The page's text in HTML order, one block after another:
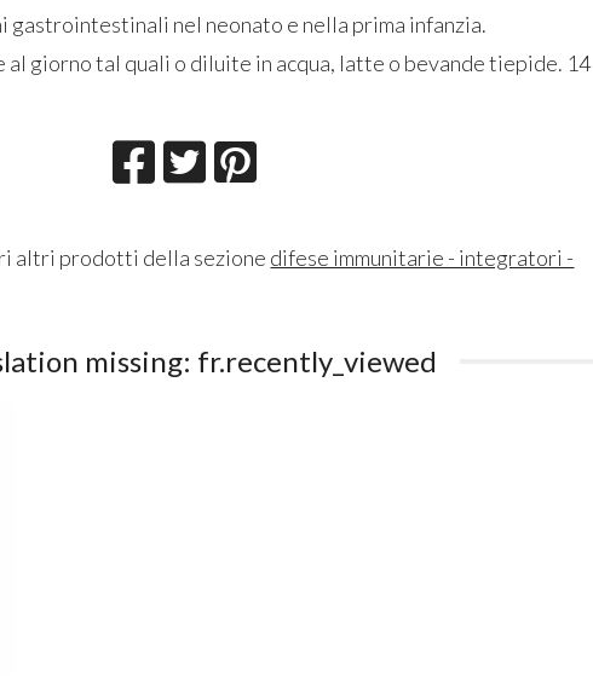
gastrointestinali nel neonato e nella prima infanzia.
al giorno tal quali o diluite in acqua, latte o bevande tiepide. 14
altri prodotti della sezione difese immunitarie - integratori -
missing: fr.recently_viewed